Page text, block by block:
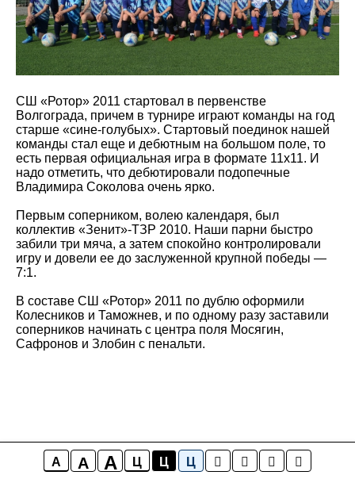
A A A Ц Ц Ц
СШ «Ротор» 2011 стартовал в первенстве
Волгограда, причем в турнире играют команды на год
старше «сине-голубых». Стартовый поединок нашей
команды стал еще и дебютным на большом поле, то
есть первая официальная игра в формате 11х11. И
надо отметить, что дебютировали подопечные
Владимира Соколова очень ярко.
Первым соперником, волею календаря, был
коллектив «Зенит»-ТЗР 2010. Наши парни быстро
забили три мяча, а затем спокойно контролировали
игру и довели ее до заслуженной крупной победы —
7:1.
В составе СШ «Ротор» 2011 по дублю оформили
Колесников и Таможнев, и по одному разу заставили
соперников начинать с центра поля Мосягин,
Сафронов и Злобин с пенальти.